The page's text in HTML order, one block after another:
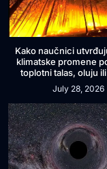
Kako naučnici
klimatske promene
toplotni talas, oluju
July 28, 2026